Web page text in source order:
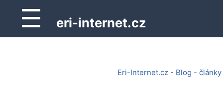
☰ eri-internet.cz
Eri-Internet.cz - Blog - články